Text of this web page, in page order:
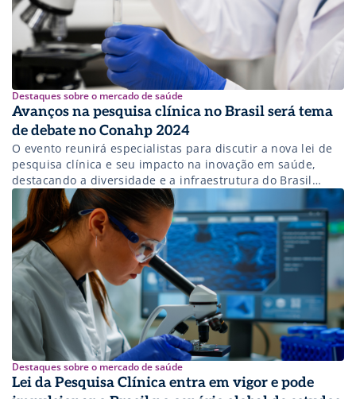
Destaques sobre o mercado de saúde
Avanços na pesquisa clínica no Brasil será tema
de debate no Conahp 2024
O evento reunirá especialistas para discutir a nova lei de
pesquisa clínica e seu impacto na inovação em saúde,
destacando a diversidade e a infraestrutura do Brasil
como fatores chave.
Destaques sobre o mercado de saúde
Lei da Pesquisa Clínica entra em vigor e pode